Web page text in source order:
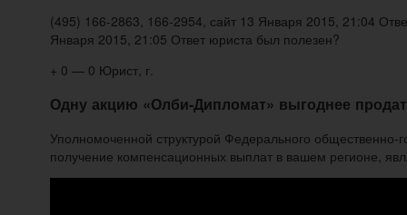
(495) 166-2863, 166-2954, сайт 13 Января 2015, 21:04
Января 2015, 21:05 Ответ юриста был полезен?
+ 0 — 0 Юрист, г.
Одну акцию «Олби-Дипломат» выгоднее
Уполномоченной структурой Федерального
получение компенсационных выплат в вашем регионе,